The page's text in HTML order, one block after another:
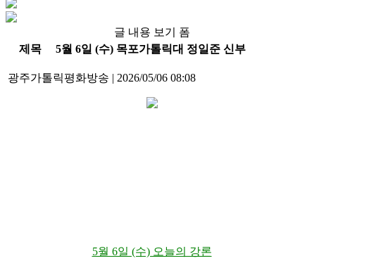
글 내용 보기 폼
제목
5월 6일 (수) 목포가톨릭대 정일준 신부
광주가톨릭평화방송 | 2026/05/06 08:08
5월 6일 (수) 오늘의 강론